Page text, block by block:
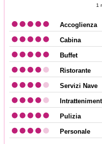
1
Accoglienza
Cabina
Buffet
Ristorante
Servizi Nave
Pulizia
Personale